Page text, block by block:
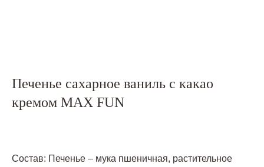
Печенье сахарное ваниль с какао
кремом MAX FUN
Состав: Печенье – мука пшеничная, растительное